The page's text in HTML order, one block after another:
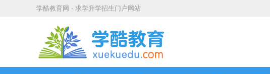
学酷教育网 - 求学升学招生门户网站